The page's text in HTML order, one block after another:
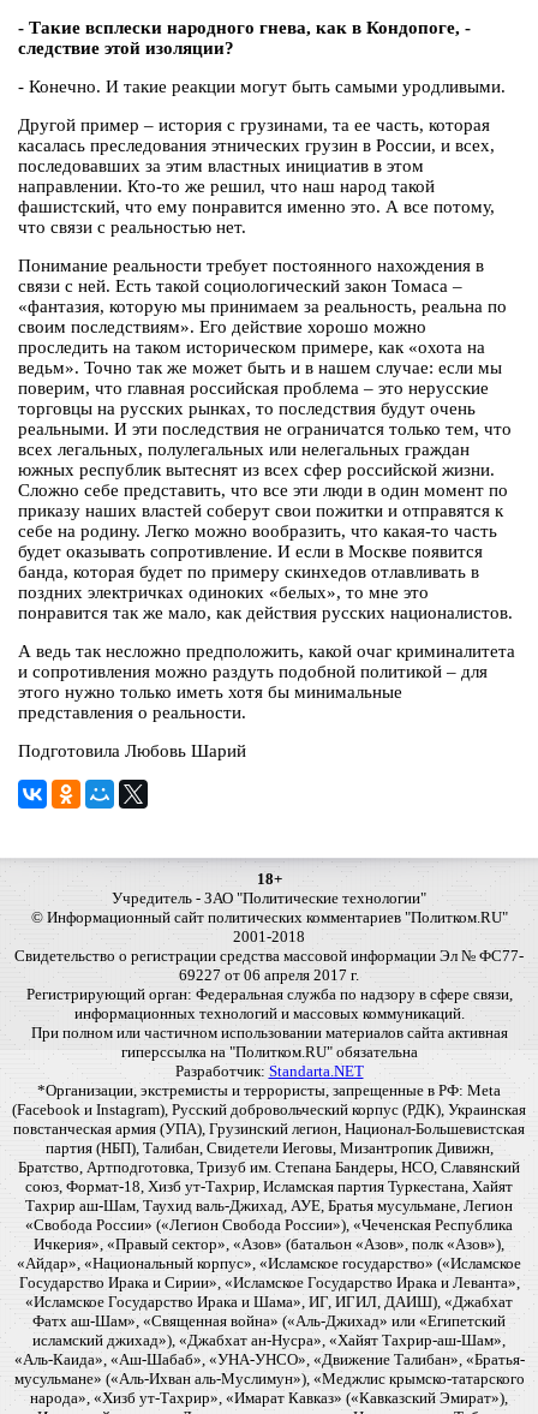
- Такие всплески народного гнева, как в Кондопоге, -
следствие этой изоляции?
- Конечно. И такие реакции могут быть самыми уродливыми.
Другой пример – история с грузинами, та ее часть, которая
касалась преследования этнических грузин в России, и всех,
последовавших за этим властных инициатив в этом
направлении. Кто-то же решил, что наш народ такой
фашистский, что ему понравится именно это. А все потому,
что связи с реальностью нет.
Понимание реальности требует постоянного нахождения в
связи с ней. Есть такой социологический закон Томаса –
«фантазия, которую мы принимаем за реальность, реальна по
своим последствиям». Его действие хорошо можно
проследить на таком историческом примере, как «охота на
ведьм». Точно так же может быть и в нашем случае: если мы
поверим, что главная российская проблема – это нерусские
торговцы на русских рынках, то последствия будут очень
реальными. И эти последствия не ограничатся только тем, что
всех легальных, полулегальных или нелегальных граждан
южных республик вытеснят из всех сфер российской жизни.
Сложно себе представить, что все эти люди в один момент по
приказу наших властей соберут свои пожитки и отправятся к
себе на родину. Легко можно вообразить, что какая-то часть
будет оказывать сопротивление. И если в Москве появится
банда, которая будет по примеру скинхедов отлавливать в
поздних электричках одиноких «белых», то мне это
понравится так же мало, как действия русских националистов.
А ведь так несложно предположить, какой очаг криминалитета
и сопротивления можно раздуть подобной политикой – для
этого нужно только иметь хотя бы минимальные
представления о реальности.
Подготовила Любовь Шарий
18+
Учредитель - ЗАО "Политические технологии"
© Информационный сайт политических комментариев "Политком.RU"
2001-2018
Свидетельство о регистрации средства массовой информации Эл № ФС77-
69227 от 06 апреля 2017 г.
Регистрирующий орган: Федеральная служба по надзору в сфере связи,
информационных технологий и массовых коммуникаций.
При полном или частичном использовании материалов сайта активная
гиперссылка на "Политком.RU" обязательна
Разработчик: Standarta.NET
*Организации, экстремисты и террористы, запрещенные в РФ: Meta
(Facebook и Instagram), Русский добровольческий корпус (РДК), Украинская
повстанческая армия (УПА), Грузинский легион, Национал-Большевистская
партия (НБП), Талибан, Свидетели Иеговы, Мизантропик Дивижн,
Братство, Артподготовка, Тризуб им. Степана Бандеры, НСО, Славянский
союз, Формат-18, Хизб ут-Тахрир, Исламская партия Туркестана, Хайят
Тахрир аш-Шам, Таухид валь-Джихад, АУЕ, Братья мусульмане, Легион
«Свобода России» («Легион Свобода России»), «Чеченская Республика
Ичкерия», «Правый сектор», «Азов» (батальон «Азов», полк «Азов»),
«Айдар», «Национальный корпус», «Исламское государство» («Исламское
Государство Ирака и Сирии», «Исламское Государство Ирака и Леванта»,
«Исламское Государство Ирака и Шама», ИГ, ИГИЛ, ДАИШ), «Джабхат
Фатх аш-Шам», «Священная война» («Аль-Джихад» или «Египетский
исламский джихад»), «Джабхат ан-Нусра», «Хайят Тахрир-аш-Шам»,
«Аль-Каида», «Аш-Шабаб», «УНА-УНСО», «Движение Талибан», «Братья-
мусульмане» («Аль-Ихван аль-Муслимун»), «Меджлис крымско-татарского
народа», «Хизб ут-Тахрир», «Имарат Кавказ» («Кавказский Эмират»),